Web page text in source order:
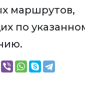
маршрутов,
по